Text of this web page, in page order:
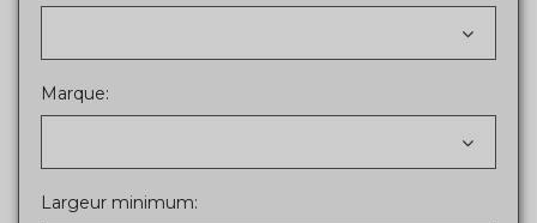
Marque:
Largeur minimum: